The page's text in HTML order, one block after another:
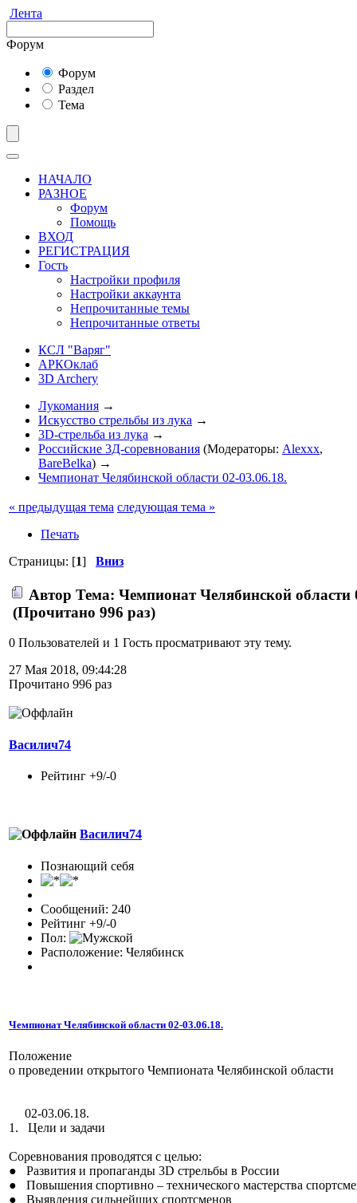
Лента
Форум
Форум
Раздел
Тема
НАЧАЛО
РАЗНОЕ
Форум
Помощь
ВХОД
РЕГИСТРАЦИЯ
Гость
Настройки профиля
Настройки аккаунта
Непрочитанные темы
Непрочитанные ответы
КСЛ "Варяг"
АРКОклаб
3D Archery
Лукомания →
Искусство стрельбы из лука →
3D-стрельба из лука →
Российские 3Д-соревнования (Модераторы: Alexxx,
BareBelka) →
Чемпионат Челябинской области 02-03.06.18.
« предыдущая тема следующая тема »
Печать
Страницы: [1] Вниз
Автор Тема: Чемпионат Челябинской области
(Прочитано 996 раз)
0 Пользователей и 1 Гость просматривают эту тему.
27 Мая 2018, 09:44:28
Прочитано 996 раз
Василич74
Рейтинг +9/-0
Василич74
Познающий себя
Сообщений: 240
Рейтинг +9/-0
Пол:
Расположение: Челябинск
Чемпионат Челябинской области 02-03.06.18.
Положение
о проведении открытого Чемпионата Челябинской области
02-03.06.18.
1. Цели и задачи
Соревнования проводятся с целью:
● Развития и пропаганды 3D стрельбы в России
● Повышения спортивно – технического мастерства
● Выявления сильнейших спортсменов